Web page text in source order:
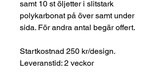
samt 10 st öljetter i slitstark
polykarbonat på över samt under
sida. För andra antal begär offert.
Startkostnad 250 kr/design.
Leveranstid: 2 veckor